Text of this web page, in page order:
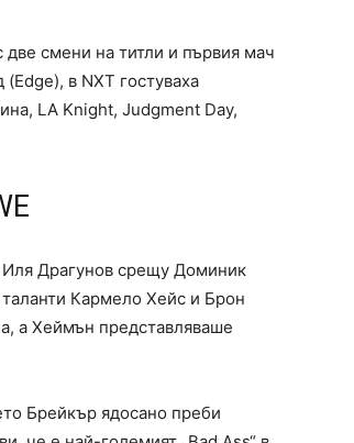
две смени на титли и първия мач
в NXT гостуваха
LA Knight, Judgment Day,
Иля Драгунов срещу Доминик
Кармело Хейс и Брон
а Хеймън представляваше
Брейкър ядосано преби